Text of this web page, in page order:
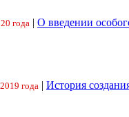
года | О введении
года | История